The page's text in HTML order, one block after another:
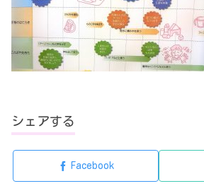
シェアする
Facebook